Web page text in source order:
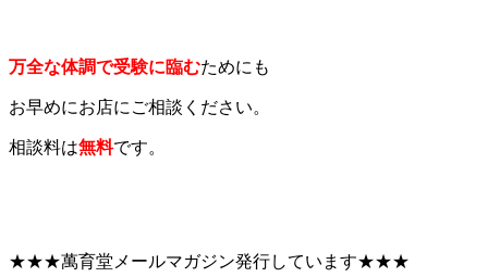
万全な体調で受験に臨むためにも
お早めにお店にご相談ください。
相談料は無料です。
★★★萬育堂メールマガジン発行しています★★★